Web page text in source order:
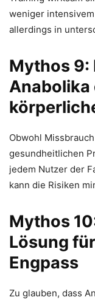
weniger
allerdings in
Mythos 9:
Anabolika
Obwohl
gesundheitlichen
jedem Nutzer der
kann die Risiken
Mythos
Lösung
Engpass
Zu glauben, dass